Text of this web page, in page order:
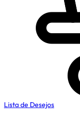
Lista de Desejos